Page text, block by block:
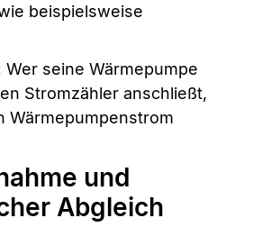
beispielsweise
Wer seine Wärmepumpe
Stromzähler anschließt,
Wärmepumpenstrom
und
Abgleich